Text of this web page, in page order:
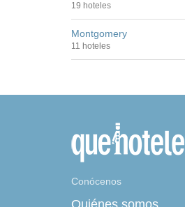
19 hoteles
Montgomery
11 hoteles
Conócenos